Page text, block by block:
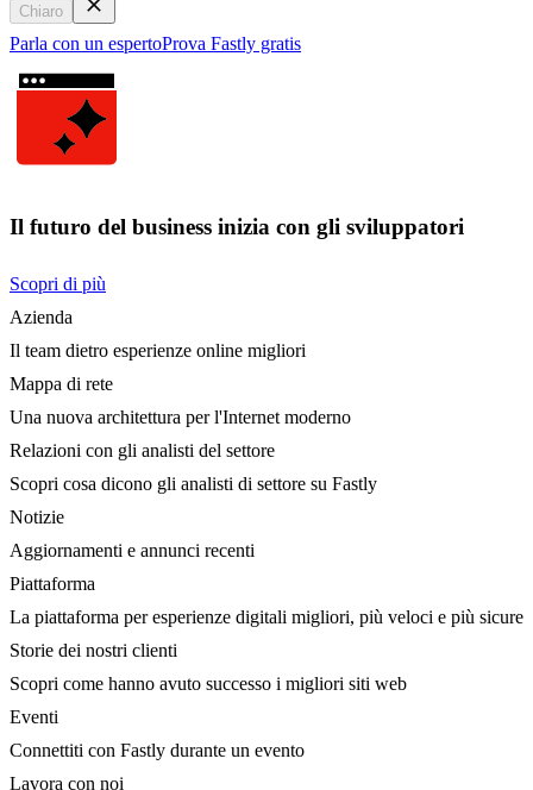
Chiaro
Parla con un espertoProva Fastly gratis
Il futuro del business inizia con gli sviluppatori
Scopri di più
Azienda
Il team dietro esperienze online migliori
Mappa di rete
Una nuova architettura per l'Internet moderno
Relazioni con gli analisti del settore
Scopri cosa dicono gli analisti di settore su Fastly
Notizie
Aggiornamenti e annunci recenti
Piattaforma
La piattaforma per esperienze digitali migliori, più veloci e più sicure
Storie dei nostri clienti
Scopri come hanno avuto successo i migliori siti web
Eventi
Connettiti con Fastly durante un evento
Lavora con noi